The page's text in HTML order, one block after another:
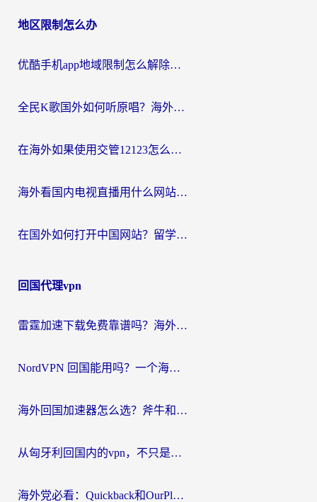
地区限制怎么办
优酷手机app地域限制怎么解除？海外党亲测有效的追剧方案
全民K歌国外如何听原唱？海外党亲测有效的回国加速器选择指南
在海外如果使用交管12123怎么处理？留学生亲测有效的回国加速方案
海外看国内电视直播用什么网站比较好？一篇解决你所有追剧难题的实用指南
在国外如何打开中国网站？留学生与海外华人的无缝访问指南
回国代理vpn
雷霆加速下载免费靠谱吗？海外党选回国加速器的避坑指南（附热门工具对比）
NordVPN 回国能用吗？一个海外用户必须面对的真实困境
海外回国加速器怎么选？斧牛和海龟哪个好？一篇帮你避开坑的实用指南
从匈牙利回国内的vpn，不只是为了刷剧那么简单
海外党必看：Quickback和OurPlay好用吗？3分钟选对回国加速器，无缝刷剧玩游戏